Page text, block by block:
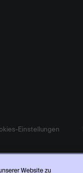
Einstellungen
Website zu